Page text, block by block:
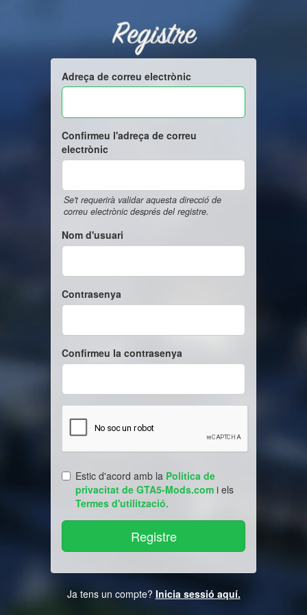
Registre
Adreça de correu electrònic
Confirmeu l'adreça de correu
electrònic
Se't requerirà validar aquesta direcció de
correu electrònic després del registre.
Nom d'usuari
Contrasenya
Confirmeu la contrasenya
Estic d'acord amb la Politica de
privacitat de GTA5-Mods.com i els
Termes d'utilització.
Ja tens un compte? Inicia sessió aquí.